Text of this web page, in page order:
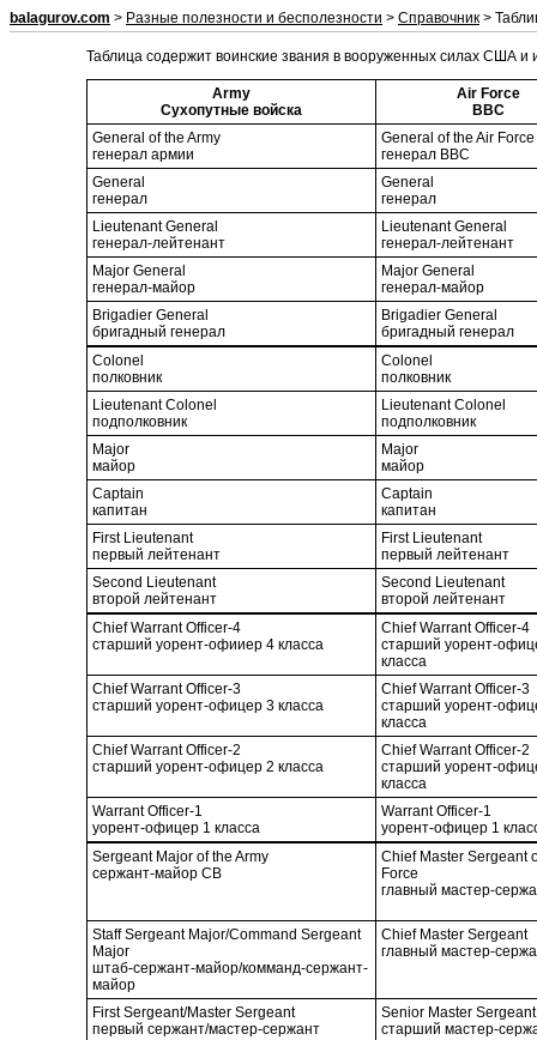
balagurov.com > Разные полезности и бесполезности > Справочник >
Таблица содержит воинские звания в вооруженных силах США
Army
Сухопутные войска
Air Force
BBC
General of the Army
генерал армии
General of the Air Force
генерал ВВС
General
генерал
General
генерал
Lieutenant General
генерал-лейтенант
Lieutenant General
генерал-лейтенант
Major General
генерал-майор
Major General
генерал-майор
Brigadier General
бригадный генерал
Brigadier General
бригадный генерал
Colonel
полковник
Colonel
полковник
Lieutenant Colonel
подполковник
Lieutenant Colonel
подполковник
Major
майор
Major
майор
Captain
капитан
Captain
капитан
First Lieutenant
первый лейтенант
First Lieutenant
первый лейтенант
Second Lieutenant
второй лейтенант
Second Lieutenant
второй лейтенант
Chief Warrant Officer-4
старший уорент-офииер 4 класса
Chief Warrant Officer-4
старший уорент-
класса
Chief Warrant Officer-3
старший уорент-офицер 3 класса
Chief Warrant Officer-3
старший уорент-
класса
Chief Warrant Officer-2
старший уорент-офицер 2 класса
Chief Warrant Officer-2
старший уорент-
класса
Warrant Officer-1
уорент-офицер 1 класса
Warrant Officer-1
уорент-офицер 1
Sergeant Major of the Army
сержант-майор СВ
Chief Master Sergeant
Force
главный мастер-
Staff Sergeant Major/Command Sergeant
Major
штаб-сержант-майор/комманд-сержант-
майор
Chief Master Sergeant
главный мастер-
First Sergeant/Master Sergeant
первый сержант/мастер-сержант
Senior Master Sergeant
старший мастер-